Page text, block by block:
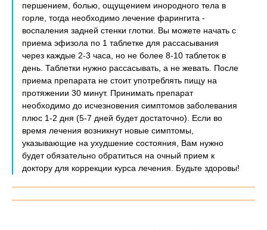
першением, болью, ощущением инородного тела в
горле, тогда необходимо лечение фарингита -
воспаления задней стенки глотки. Вы можете начать с
приема эфизола по 1 таблетке для рассасывания
через каждые 2-3 часа, но не более 8-10 таблеток в
день. Таблетки нужно рассасывать, а не жевать. После
приема препарата не стоит употреблять пищу на
протяжении 30 минут. Принимать препарат
необходимо до исчезновения симптомов заболевания
плюс 1-2 дня (5-7 дней будет достаточно). Если во
время лечения возникнут новые симптомы,
указывающие на ухудшение состояния, Вам нужно
будет обязательно обратиться на очный прием к
доктору для коррекции курса лечения. Будьте здоровы!